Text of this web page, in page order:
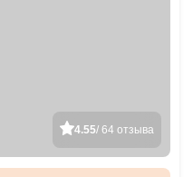
4.55/ 64 отзыва